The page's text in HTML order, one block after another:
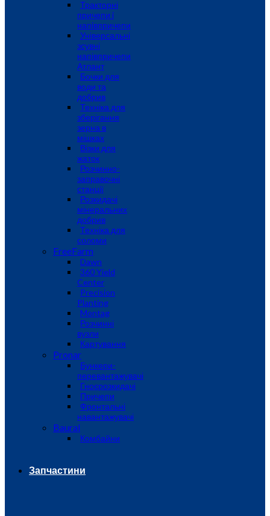
Тракторні
причепи i
напiвпричепи
Універсальні
зсувні
напівпричепи
Атлант
Бочки для
води та
добрив
Техніка для
зберігання
зерна в
мішках
Візки для
жаток
Розчинно-
заправочні
станції
Розкидачі
мінеральних
добрив
Техніка для
соломи
FreeFarm
Dawn
360 Yield
Center
Precision
Planting
Montag
Розчинні
вузли
Картування
Pronar
Бункери-
перевантажувачі
Гноєрозкидачі
Причепи
Фронтальні
навантажувачі
Baural
Комбайни
Запчастини